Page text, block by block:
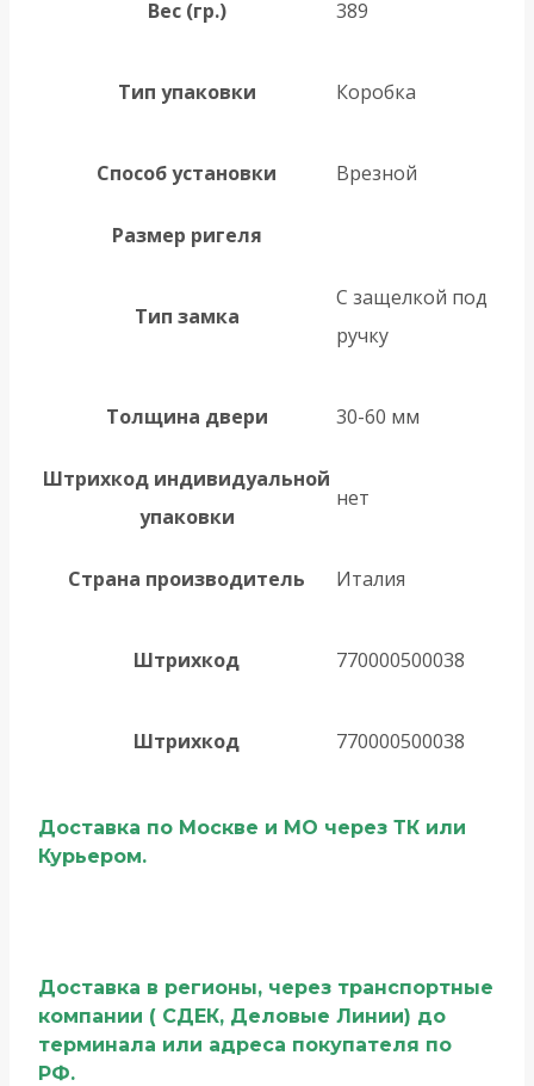
Вес (гр.) 389
Тип упаковки Коробка
Способ установки Врезной
Размер ригеля
Тип замка
С защелкой под
ручку
Толщина двери 30-60 мм
Штрихкод индивидуальной
упаковки
нет
Страна производитель Италия
Штрихкод 770000500038
Штрихкод 770000500038
Доставка по Москве и МО через ТК или
Курьером.
Доставка в регионы, через транспортные
компании ( СДЕК, Деловые Линии) до
терминала или адреса покупателя по
РФ.